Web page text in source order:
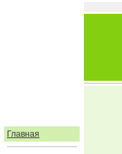
Главная